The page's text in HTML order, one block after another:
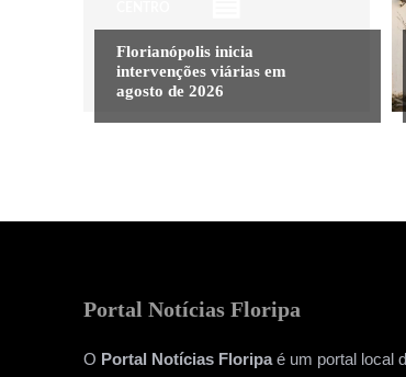
Florianópolis inicia
intervenções viárias em
agosto de 2026
Portal Notícias Floripa
O Portal Notícias Floripaé um portal local